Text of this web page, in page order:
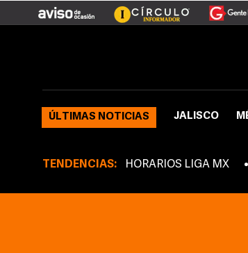
ÚLTIMAS NOTICIAS JALISCO
TENDENCIAS: HORARIOS LIGA MX